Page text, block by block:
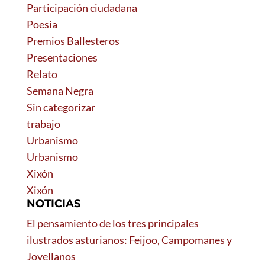
Participación ciudadana
Poesía
Premios Ballesteros
Presentaciones
Relato
Semana Negra
Sin categorizar
trabajo
Urbanismo
Urbanismo
Xixón
Xixón
NOTICIAS
El pensamiento de los tres principales
ilustrados asturianos: Feijoo, Campomanes y
Jovellanos